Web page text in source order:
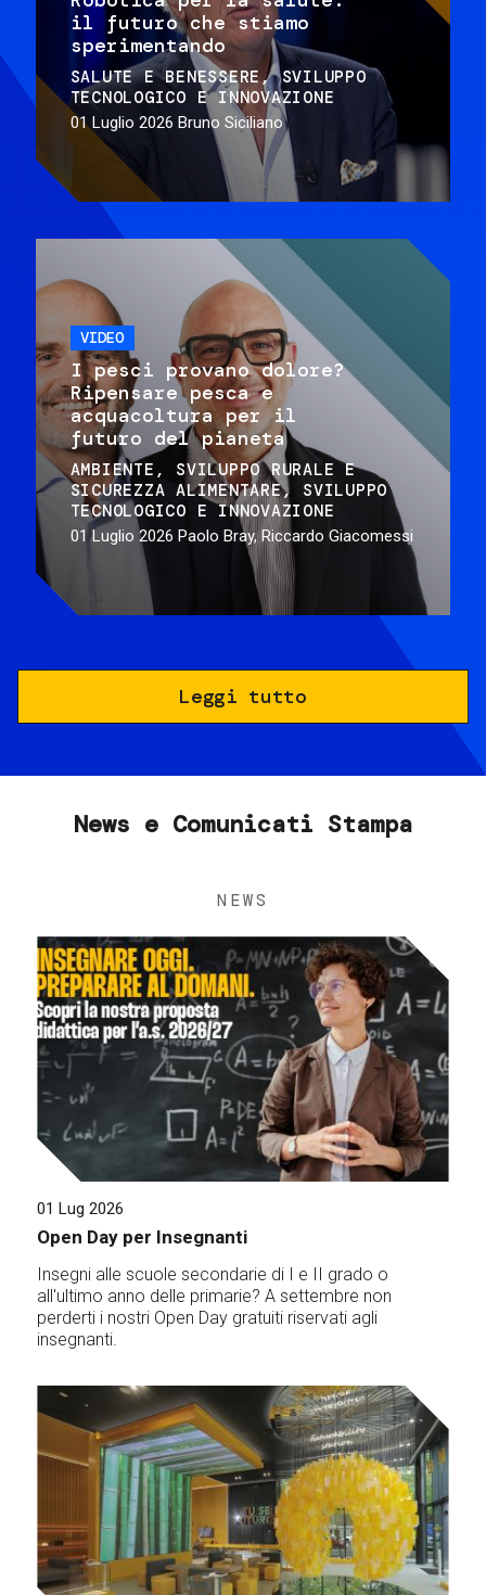
il futuro che stiamo
sperimentando
SALUTE E BENESSERE
SVILUPPO
TECNOLOGICO E INNOVAZIONE
01 Luglio 2026 Bruno Siciliano
VIDEO
I pesci provano dolore?
Ripensare pesca e
acquacoltura per il
futuro del pianeta
AMBIENTE
SVILUPPO RURALE E
SICUREZZA ALIMENTARE
SVILUPPO
TECNOLOGICO E INNOVAZIONE
01 Luglio 2026 Paolo Bray, Riccardo Giacomessi
Leggi tutto
News e Comunicati Stampa
NEWS
01 Lug 2026
Open Day per Insegnanti
Insegni alle scuole secondarie di I e II grado o
all'ultimo anno delle primarie? A settembre non
perderti i nostri Open Day gratuiti riservati agli
insegnanti.